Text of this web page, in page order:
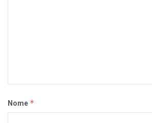
Nome *